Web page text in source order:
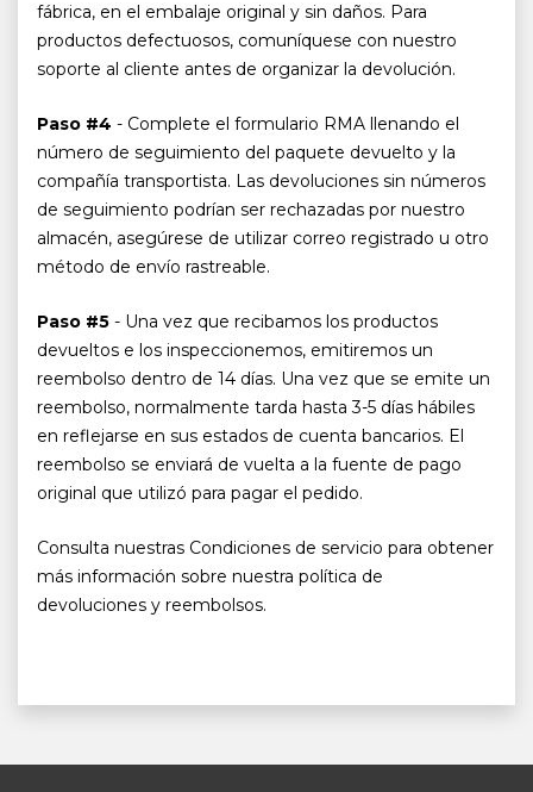
fábrica, en el embalaje original y sin daños. Para
productos defectuosos, comuníquese con nuestro
soporte al cliente antes de organizar la devolución.
Paso #4 - Complete el formulario RMA llenando el
número de seguimiento del paquete devuelto y la
compañía transportista. Las devoluciones sin números
de seguimiento podrían ser rechazadas por nuestro
almacén, asegúrese de utilizar correo registrado u otro
método de envío rastreable.
Paso #5 - Una vez que recibamos los productos
devueltos e los inspeccionemos, emitiremos un
reembolso dentro de 14 días. Una vez que se emite un
reembolso, normalmente tarda hasta 3-5 días hábiles
en reflejarse en sus estados de cuenta bancarios. El
reembolso se enviará de vuelta a la fuente de pago
original que utilizó para pagar el pedido.
Consulta nuestras Condiciones de servicio para obtener
más información sobre nuestra política de
devoluciones y reembolsos.